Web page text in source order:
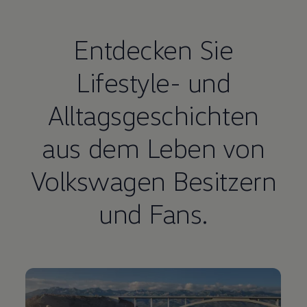
Entdecken Sie
Lifestyle- und
Alltagsgeschichten
aus dem Leben von
Volkswagen Besitzern
und Fans.